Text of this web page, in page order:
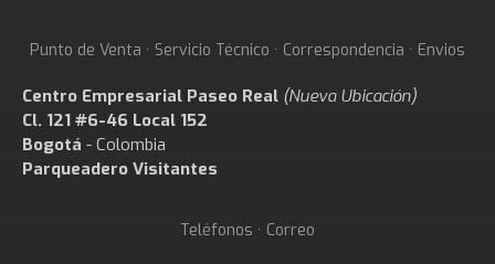
Punto de Venta · Servicio Técnico · Correspondencia · Envios
Centro Empresarial Paseo Real (Nueva Ubicación)
Cl. 121 #6-46 Local 152
Bogotá - Colombia
Parqueadero Visitantes
Teléfonos · Correo